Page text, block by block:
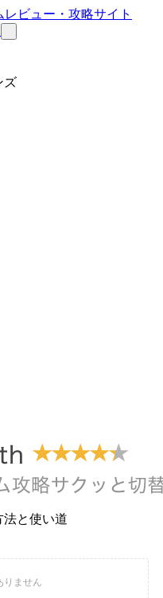
ズ
法と使い道